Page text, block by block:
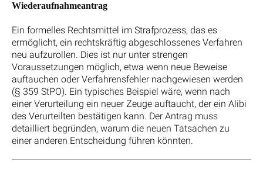
Wiederaufnahmeantrag
Ein formelles Rechtsmittel im Strafprozess, das es
ermöglicht, ein rechtskräftig abgeschlossenes Verfahren
neu aufzurollen. Dies ist nur unter strengen
Voraussetzungen möglich, etwa wenn neue Beweise
auftauchen oder Verfahrensfehler nachgewiesen werden
(§ 359 StPO). Ein typisches Beispiel wäre, wenn nach
einer Verurteilung ein neuer Zeuge auftaucht, der ein Alibi
des Verurteilten bestätigen kann. Der Antrag muss
detailliert begründen, warum die neuen Tatsachen zu
einer anderen Entscheidung führen könnten.